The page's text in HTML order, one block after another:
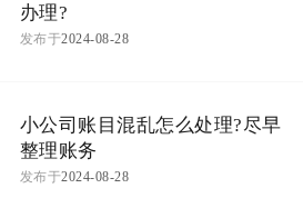
办理?
发布于2024-08-28
小公司账目混乱怎么处理?尽早
整理账务
发布于2024-08-28